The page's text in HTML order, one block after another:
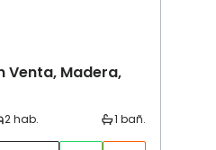
Venta, Madera,